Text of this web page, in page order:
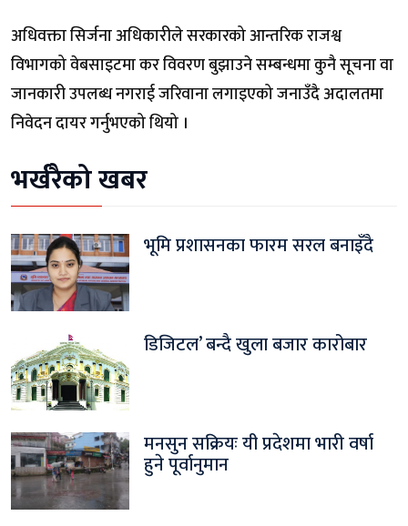
अधिवक्ता सिर्जना अधिकारीले सरकारको आन्तरिक राजश्व
विभागको वेबसाइटमा कर विवरण बुझाउने सम्बन्धमा कुनै सूचना वा
जानकारी उपलब्ध नगराई जरिवाना लगाइएको जनाउँदै अदालतमा
निवेदन दायर गर्नुभएको थियो ।
भर्खरैको खबर
भूमि प्रशासनका फारम सरल बनाइँदै
डिजिटल’ बन्दै खुला बजार कारोबार
मनसुन सक्रियः यी प्रदेशमा भारी वर्षा
हुने पूर्वानुमान